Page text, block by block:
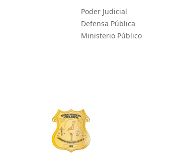
Poder Judicial
Defensa Pública
Ministerio Público